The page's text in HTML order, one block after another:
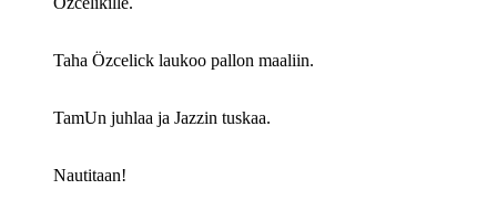
Taha Özcelick laukoo pallon maaliin.
TamUn juhlaa ja Jazzin tuskaa.
Nautitaan!